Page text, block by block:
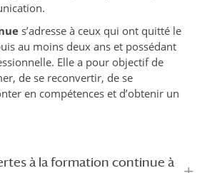
s’adresse à ceux qui ont quitté le
au moins deux ans et possédant
Elle a pour objectif de
de se reconvertir, de se
en compétences et d’obtenir un
à la formation continue à